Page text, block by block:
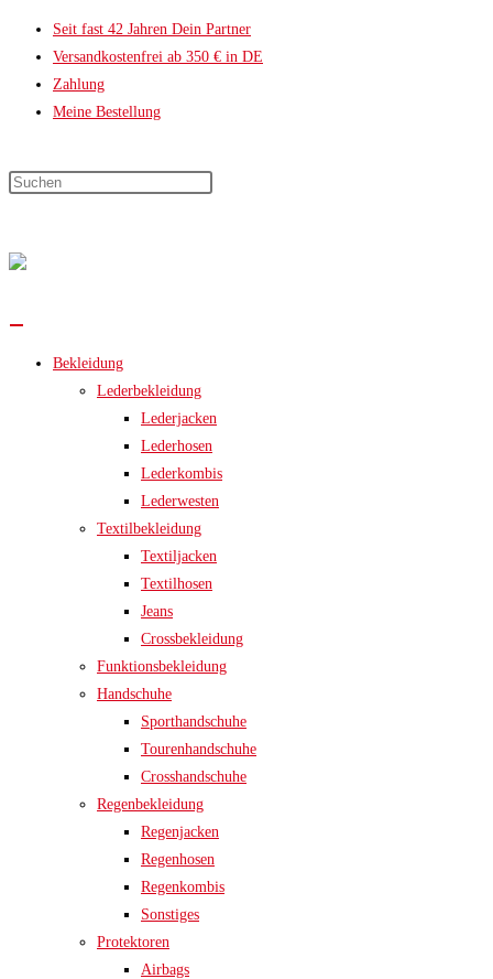
Zum
Inhalt
springen
Seit fast 42 Jahren Dein Partner
Versandkostenfrei ab 350 € in DE
Zahlung
Meine Bestellung
Bekleidung
Lederbekleidung
Lederjacken
Lederhosen
Lederkombis
Lederwesten
Textilbekleidung
Textiljacken
Textilhosen
Jeans
Crossbekleidung
Funktionsbekleidung
Handschuhe
Sporthandschuhe
Tourenhandschuhe
Crosshandschuhe
Regenbekleidung
Regenjacken
Regenhosen
Regenkombis
Sonstiges
Protektoren
Airbags